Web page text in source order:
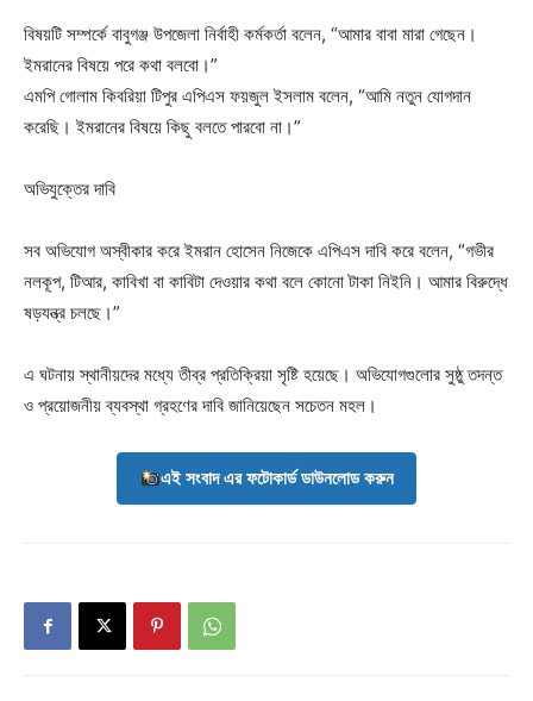
বিষয়টি সম্পর্কে বাবুগঞ্জ উপজেলা নির্বাহী কর্মকর্তা বলেন, “আমার বাবা মারা গেছেন।
ইমরানের বিষয়ে পরে কথা বলবো।”
এমপি গোলাম কিবরিয়া টিপুর এপিএস ফয়জুল ইসলাম বলেন, “আমি নতুন যোগদান
করেছি। ইমরানের বিষয়ে কিছু বলতে পারবো না।”
অভিযুক্তের দাবি
সব অভিযোগ অস্বীকার করে ইমরান হোসেন নিজেকে এপিএস দাবি করে বলেন, “গভীর
নলকূপ, টিআর, কাবিখা বা কাবিটা দেওয়ার কথা বলে কোনো টাকা নিইনি। আমার বিরুদ্ধে
ষড়যন্ত্র চলছে।”
এ ঘটনায় স্থানীয়দের মধ্যে তীব্র প্রতিক্রিয়া সৃষ্টি হয়েছে। অভিযোগগুলোর সুষ্ঠু তদন্ত
ও প্রয়োজনীয় ব্যবস্থা গ্রহণের দাবি জানিয়েছেন সচেতন মহল।
এই সংবাদ এর ফটোকার্ড ডাউনলোড করুন